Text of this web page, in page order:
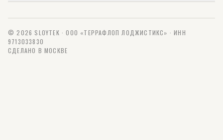
© 2026 SLOYTEK · ООО «ТЕРРАФЛОП ЛОДЖИСТИКС» · ИНН
9713033830
СДЕЛАНО В МОСКВЕ